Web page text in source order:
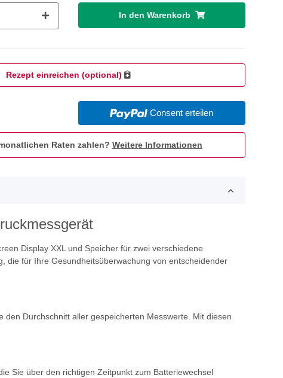
In den Warenkorb
Rezept einreichen (optional)
Consent erteilen
Raten zahlen? Weitere Informationen
Display XXL und Speicher für zwei verschiedene
die für Ihre Gesundheitsüberwachung von entscheidender
Durchschnitt aller gespeicherten Messwerte. Mit diesen
Sie über den richtigen Zeitpunkt zum Batteriewechsel